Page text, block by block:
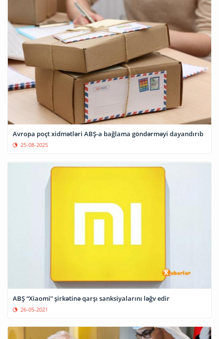
Avropa poçt xidmətləri ABŞ-a bağlama göndərməyi dayandırıb
25-08-2025
ABŞ “Xiaomi” şirkətinə qarşı sanksiyalarını ləğv edir
26-05-2021